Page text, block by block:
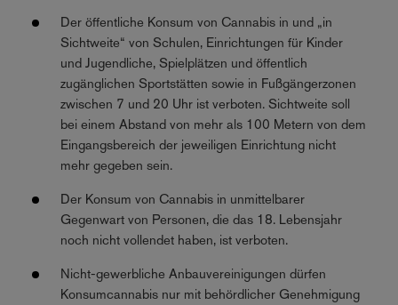
Der öffentliche Konsum von Cannabis in und „in
Sichtweite“ von Schulen, Einrichtungen für Kinder
und Jugendliche, Spielplätzen und öffentlich
zugänglichen Sportstätten sowie in Fußgängerzonen
zwischen 7 und 20 Uhr ist verboten. Sichtweite soll
bei einem Abstand von mehr als 100 Metern von dem
Eingangsbereich der jeweiligen Einrichtung nicht
mehr gegeben sein.
Der Konsum von Cannabis in unmittelbarer
Gegenwart von Personen, die das 18. Lebensjahr
noch nicht vollendet haben, ist verboten.
Nicht-gewerbliche Anbauvereinigungen dürfen
Konsumcannabis nur mit behördlicher Genehmigung